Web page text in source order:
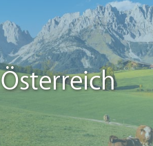
Österreich